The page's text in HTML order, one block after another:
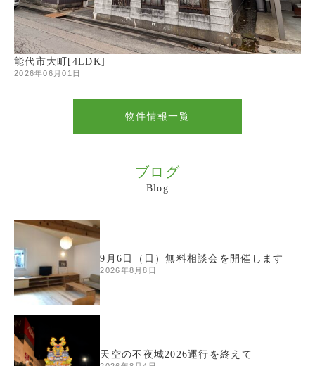
能代市大町[4LDK]
2026年06月01日
物件情報一覧
ブログ
Blog
9月6日（日）無料相談会を開催します
2026年8月8日
天空の不夜城2026運行を終えて